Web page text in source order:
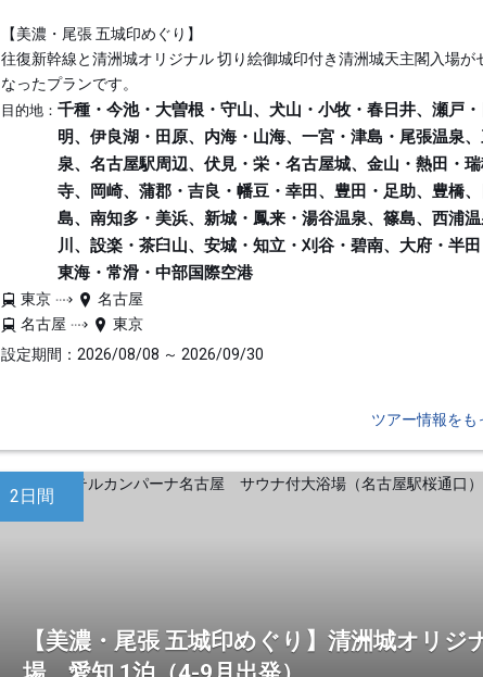
【美濃・尾張 五城印めぐり】
往復新幹線と清洲城オリジナル 切り絵御城印付き清洲城天主閣入場が
なったプランです。
目的地： 千種・今池・大曽根・守山、犬山・小牧・春日井、瀬戸
明、伊良湖・田原、内海・山海、一宮・津島・尾張温泉
泉、名古屋駅周辺、伏見・栄・名古屋城、金山・熱田・
寺、岡崎、蒲郡・吉良・幡豆・幸田、豊田・足助、豊橋
島、南知多・美浜、新城・鳳来・湯谷温泉、篠島、西浦
川、設楽・茶臼山、安城・知立・刈谷・碧南、大府・半田
東海・常滑・中部国際空港
東京
名古屋
名古屋
東京
設定期間：2026/08/08 ～ 2026/09/30
ツアー情報をも
2日間
【美濃・尾張 五城印めぐり】清洲城オリ